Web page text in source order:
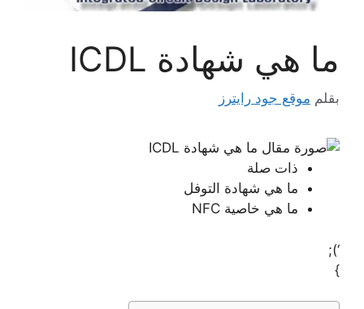
ما هي شهادة ICDL
بقلم موقع جود رايترز
ذات صلة
ما هي شهادة التوفل
ما هي خاصية NFC
‘);
}